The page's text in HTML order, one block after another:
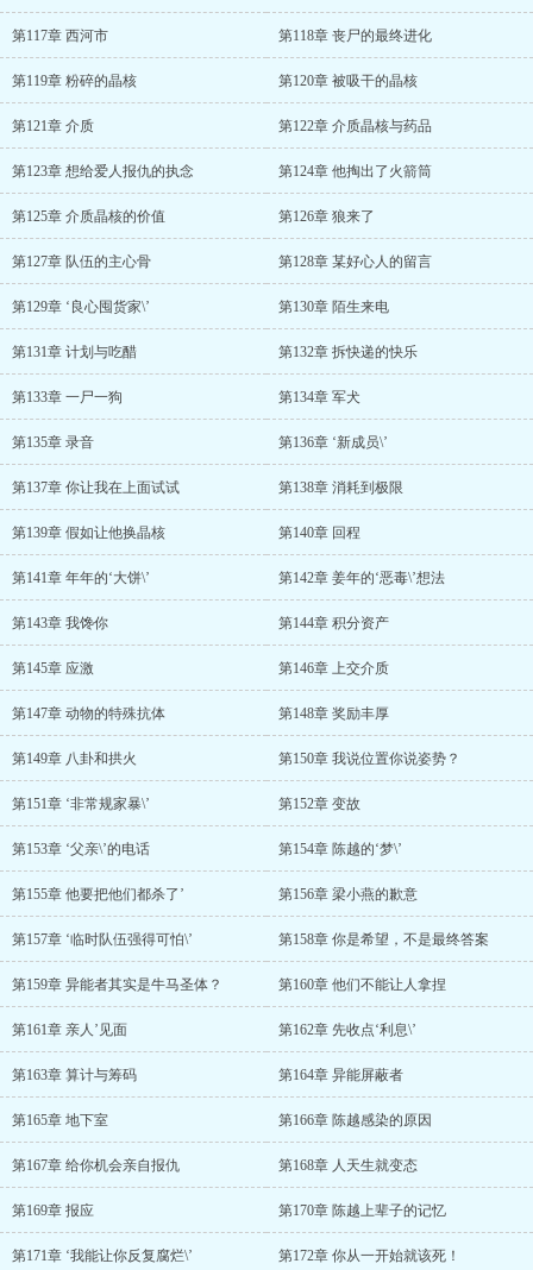
第117章 西河市 第118章 丧尸的最终进化
第119章 粉碎的晶核 第120章 被吸干的晶核
第121章 介质 第122章 介质晶核与药品
第123章 想给爱人报仇的执念 第124章 他掏出了火箭筒
第125章 介质晶核的价值 第126章 狼来了
第127章 队伍的主心骨 第128章 某好心人的留言
第129章 ‘良心囤货家\’ 第130章 陌生来电
第131章 计划与吃醋 第132章 拆快递的快乐
第133章 一尸一狗 第134章 军犬
第135章 录音 第136章 ‘新成员\’
第137章 你让我在上面试试 第138章 消耗到极限
第139章 假如让他换晶核 第140章 回程
第141章 年年的‘大饼\’ 第142章 姜年的‘恶毒\’想法
第143章 我馋你 第144章 积分资产
第145章 应激 第146章 上交介质
第147章 动物的特殊抗体 第148章 奖励丰厚
第149章 八卦和拱火 第150章 我说位置你说姿势？
第151章 ‘非常规家暴\’ 第152章 变故
第153章 ‘父亲\’的电话 第154章 陈越的‘梦\’
第155章 他要把他们都杀了’ 第156章 梁小燕的歉意
第157章 ‘临时队伍强得可怕\’ 第158章 你是希望，不是最终答案
第159章 异能者其实是牛马圣体？ 第160章 他们不能让人拿捏
第161章 亲人’见面 第162章 先收点‘利息\’
第163章 算计与筹码 第164章 异能屏蔽者
第165章 地下室 第166章 陈越感染的原因
第167章 给你机会亲自报仇 第168章 人天生就变态
第169章 报应 第170章 陈越上辈子的记忆
第171章 ‘我能让你反复腐烂\’ 第172章 你从一开始就该死！